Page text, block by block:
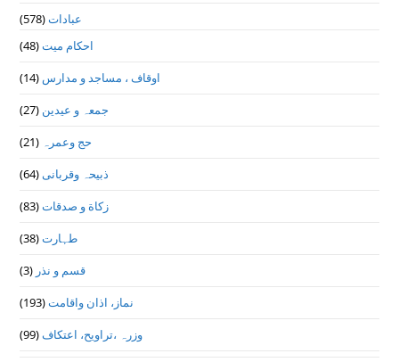
عبادات(578)
احکام میت(48)
اوقاف ، مساجد و مدارس (14)
جمعہ و عیدین (27)
حج وعمرہ (21)
ذبیحہ وقربانی(64)
زکاة و صدقات(83)
طہارت(38)
قسم و نذر (3)
نماز، اذان واقامت(193)
وزرہ ،تراويح، اعتكاف(99)